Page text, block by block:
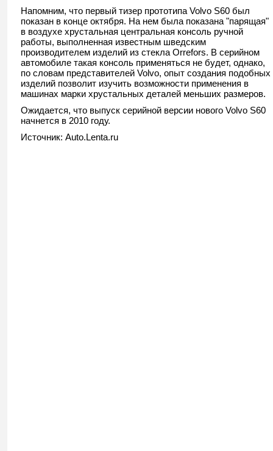
Напомним, что первый тизер прототипа Volvo S60 был
показан в конце октября. На нем была показана "парящая"
в воздухе хрустальная центральная консоль ручной
работы, выполненная известным шведским
производителем изделий из стекла Orrefors. В серийном
автомобиле такая консоль применяться не будет, однако,
по словам представителей Volvo, опыт создания подобных
изделий позволит изучить возможности применения в
машинах марки хрустальных деталей меньших размеров.
Ожидается, что выпуск серийной версии нового Volvo S60
начнется в 2010 году.
Источник: Auto.Lenta.ru